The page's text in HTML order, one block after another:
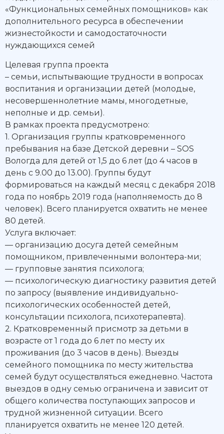
«Функциональных семейных помощников» как
дополнительного ресурса в обеспечении
жизнестойкости и самодостаточности
нуждающихся семей
Целевая группа проекта
– семьи, испытывающие трудности в вопросах
воспитания и организации детей (молодые,
несовершеннолетние мамы, многодетные,
неполные и др. семьи).
В рамках проекта предусмотрено:
1. Организация группы кратковременного
пребывания на базе Детской деревни – SOS
Вологда для детей от 1,5 до 6 лет (до 4 часов в
день с 9.00 до 13.00). Группы будут
формироваться на каждый месяц с декабря 2018
года по ноябрь 2019 года (наполняемость до 8
человек). Всего планируется охватить не менее
80 детей.
Услуга включает:
— организацию досуга детей семейным
помощником, привлеченными волонтера-ми;
— групповые занятия психолога;
— психологическую диагностику развития детей
по запросу (выявление индивидуально-
психологических особенностей детей,
консультации психолога, психотерапевта).
2. Кратковременный присмотр за детьми в
возрасте от 1 года до 6 лет по месту их
проживания (до 3 часов в день). Выезды
семейного помощника по месту жительства
семей будут осуществляться ежедневно. Частота
выездов в одну семью ограничена и зависит от
общего количества поступающих запросов и
трудной жизненной ситуации. Всего
планируется охватить не менее 120 детей.